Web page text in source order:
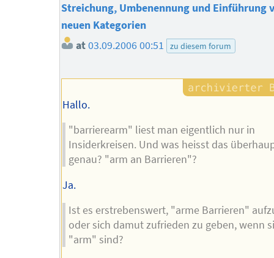
Streichung, Umbenennung und Einführung
neuen Kategorien
at 03.09.2006 00:51 zu diesem forum
Hallo.
"barrierearm" liest man eigentlich nur in
Insiderkreisen. Und was heisst das
genau? "arm an Barrieren"?
Ja.
Ist es erstrebenswert, "arme Barrieren"
oder sich damut zufrieden zu geben, wenn
"arm" sind?